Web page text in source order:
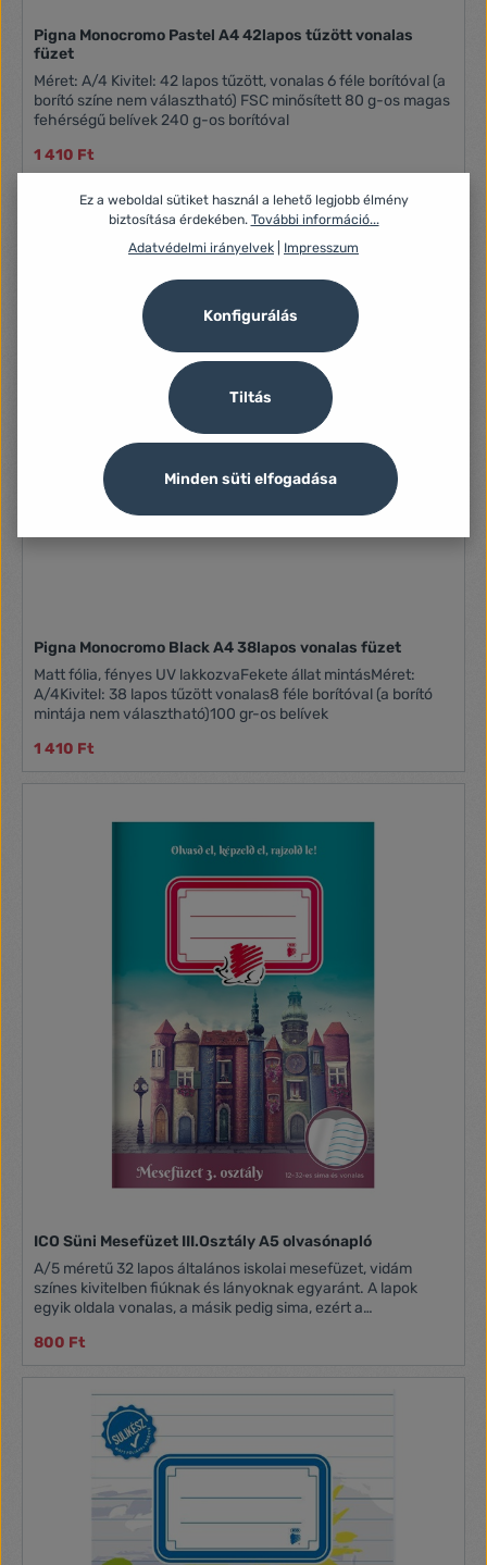
Pigna Monocromo Pastel A4 42lapos tűzött vonalas
füzet
Méret: A/4 Kivitel: 42 lapos tűzött, vonalas 6 féle borítóval (a
borító színe nem választható) FSC minősített 80 g-os magas
fehérségű belívek 240 g-os borítóval
1 410 Ft
Pigna Monocromo Black A4 38lapos vonalas füzet
Matt fólia, fényes UV lakkozvaFekete állat mintásMéret:
A/4Kivitel: 38 lapos tűzött vonalas8 féle borítóval (a borító
mintája nem választható)100 gr-os belívek
1 410 Ft
ICO Süni Mesefüzet III.Osztály A5 olvasónapló
A/5 méretű 32 lapos általános iskolai mesefüzet, vidám
színes kivitelben fiúknak és lányoknak egyaránt. A lapok
egyik oldala vonalas, a másik pedig sima, ezért a
„Írok és olvasok” iskolai füzet
800 Ft
Ez a weboldal sütiket használ a lehető legjobb élmény
biztosítása érdekében. További információ...
Adatvédelmi irányelvek
Impresszum
Tiltás
Konfigurálás
Minden süti elfogadása